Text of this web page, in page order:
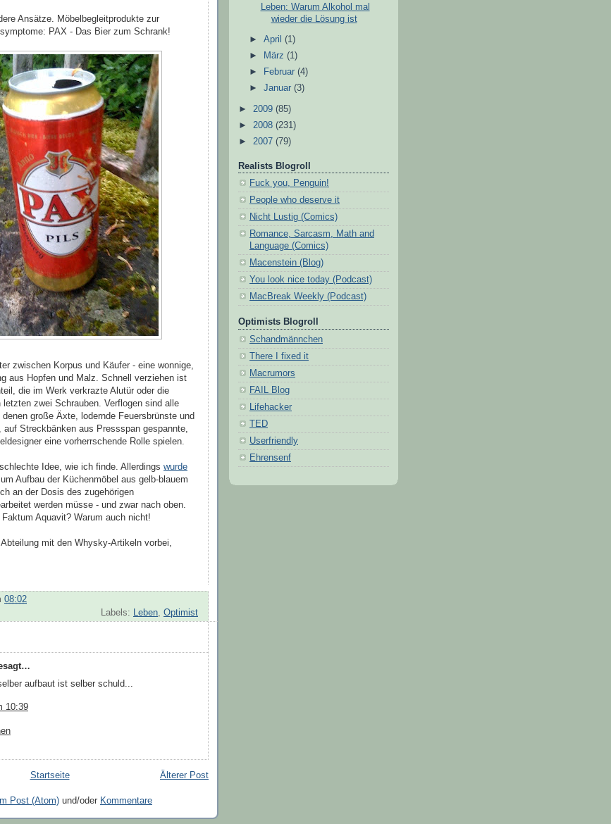
Ansätze. Möbelbegleitprodukte zur
PAX - Das Bier zum Schrank!
zwischen Korpus und Käufer - eine wonnige,
aus Hopfen und Malz. Schnell verziehen ist
die im Werk verkrazte Alutür oder die
letzten zwei Schrauben. Verflogen sind alle
große Äxte, lodernde Feuersbrünste und
auf Streckbänken aus Pressspan gespannte,
eine vorherrschende Rolle spielen.
Idee, wie ich finde. Allerdings wurde
Aufbau der Küchenmöbel aus gelb-blauem
an der Dosis des zugehörigen
werden müsse - und zwar nach oben.
Aquavit? Warum auch nicht!
mit den Whysky-Artikeln vorbei,
08:02
Labels: Leben, Optimist
aufbaut ist selber schuld...
10:39
Älterer Post
Startseite
Post (Atom) und/oder Kommentare
Leben: Warum Alkohol mal
wieder die Lösung ist
►April(1)
►
März(1)
►
Februar(4)
►Januar(3)
► 2009 (85)
► 2008 (231)
► 2007 (79)
Realists Blogroll
Fuck you, Penguin!
People who deserve it
Nicht Lustig (Comics)
Romance, Sarcasm, Math and
Language (Comics)
Macenstein (Blog)
You look nice today (Podcast)
MacBreak Weekly (Podcast)
Optimists Blogroll
Schandmännchen
There I fixed it
Macrumors
FAIL Blog
Lifehacker
TED
Userfriendly
Ehrensenf